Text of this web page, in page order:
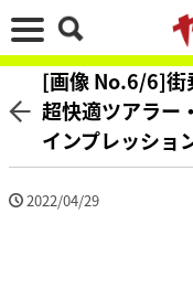
[画像 No.6/6]街
超快適ツアラー
インプレッショ
2022/04/29